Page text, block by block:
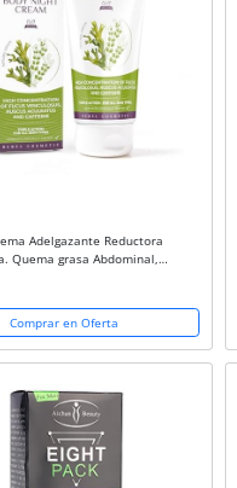
Adelgazante Reductora
Quema grasa Abdominal,
Comprar en Oferta